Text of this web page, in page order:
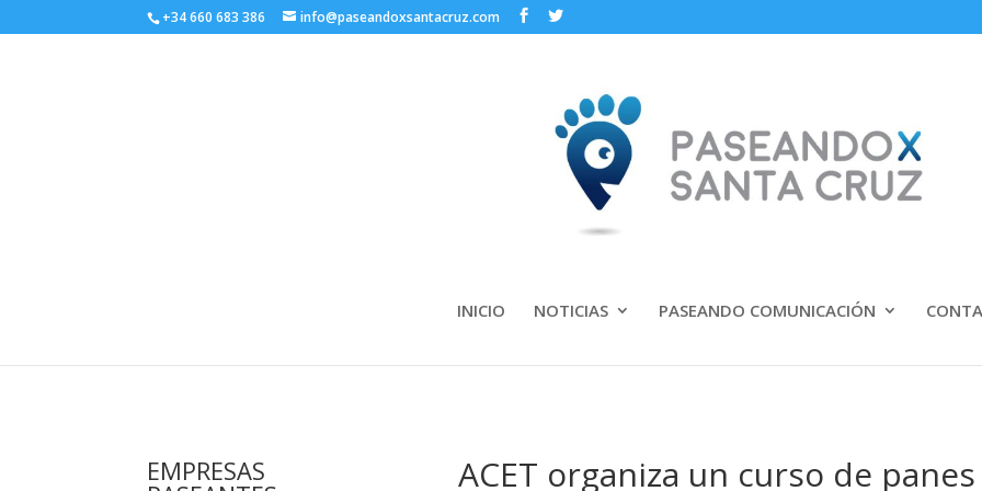
+34 660 683 386 info@paseandoxsantacruz.com
INICIO NOTICIAS PASEANDO COMUNICACIÓN
EMPRESAS ACET organiza un curso de panes